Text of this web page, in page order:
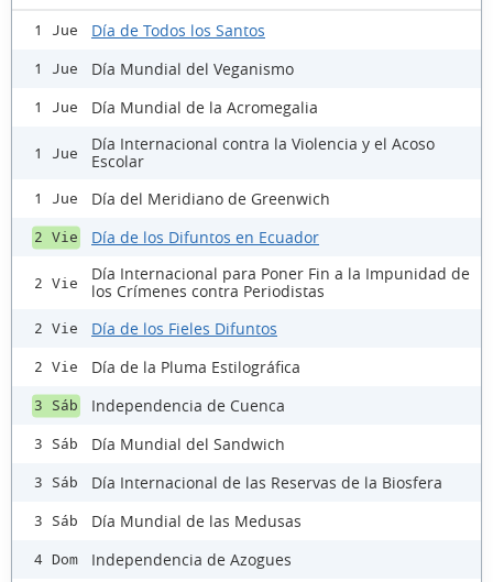
1 Jue Día de Todos los Santos
1 Jue Día Mundial del Veganismo
1 Jue Día Mundial de la Acromegalia
1 Jue
Día Internacional contra la Violencia y el Acoso
Escolar
1 Jue Día del Meridiano de Greenwich
2 Vie Día de los Difuntos en Ecuador
2 Vie
Día Internacional para Poner Fin a la Impunidad de
los Crímenes contra Periodistas
2 Vie Día de los Fieles Difuntos
2 Vie Día de la Pluma Estilográfica
3 Sáb Independencia de Cuenca
3 Sáb Día Mundial del Sandwich
3 Sáb Día Internacional de las Reservas de la Biosfera
3 Sáb Día Mundial de las Medusas
4 Dom Independencia de Azogues